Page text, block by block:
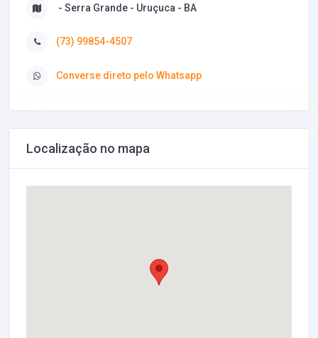
- Serra Grande - Uruçuca - BA
(73) 99854-4507
Converse direto pelo Whatsapp
Localização no mapa